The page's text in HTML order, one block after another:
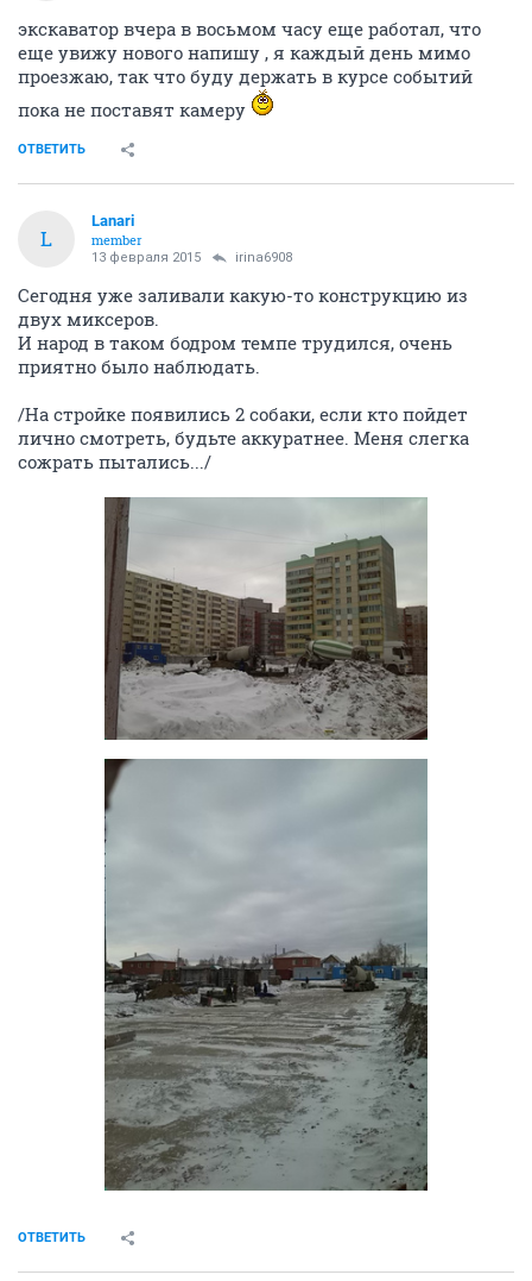
экскаватор вчера в восьмом часу еще работал, что
еще увижу нового напишу , я каждый день мимо
проезжаю, так что буду держать в курсе событий
пока не поставят камеру
ОТВЕТИТЬ
L
Lanari
member
13 февраля 2015 irina6908
Сегодня уже заливали какую-то конструкцию из
двух миксеров.
И народ в таком бодром темпе трудился, очень
приятно было наблюдать.
/На стройке появились 2 собаки, если кто пойдет
лично смотреть, будьте аккуратнее. Меня слегка
сожрать пытались.../
ОТВЕТИТЬ